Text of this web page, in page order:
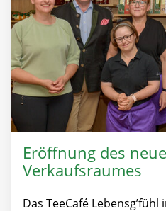
Eröffnung des
Verkaufsraumes
Das TeeCafé